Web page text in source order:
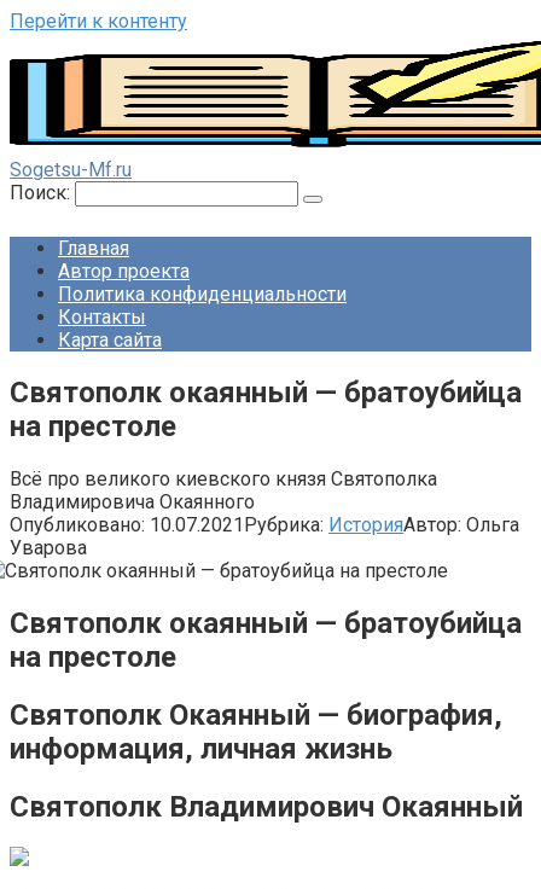
Перейти к контенту
Sogetsu-Mf.ru
Поиск:
Главная
Автор проекта
Политика конфиденциальности
Контакты
Карта сайта
Святополк окаянный — братоубийца
на престоле
Всё про великого киевского князя Святополка
Владимировича Окаянного
Опубликовано: 10.07.2021Рубрика: ИсторияАвтор: Ольга
Уварова
Святополк окаянный — братоубийца
на престоле
Святополк Окаянный — биография,
информация, личная жизнь
Святополк Владимирович Окаянный